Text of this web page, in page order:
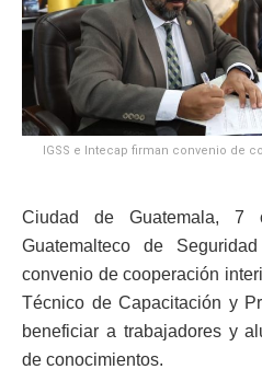
IGSS e Intecap firman convenio de
Ciudad de Guatemala, 7
Guatemalteco de
convenio de cooperación
Técnico de Capacitación y
beneficiar a trabajadores y
de conocimientos.